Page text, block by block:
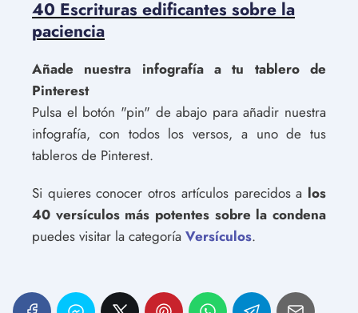
40 Escrituras edificantes sobre la
paciencia
Añade nuestra infografía a tu tablero de
Pinterest
Pulsa el botón "pin" de abajo para añadir nuestra
infografía, con todos los versos, a uno de tus
tableros de Pinterest.
Si quieres conocer otros artículos parecidos a los
40 versículos más potentes sobre la condena
puedes visitar la categoría Versículos.